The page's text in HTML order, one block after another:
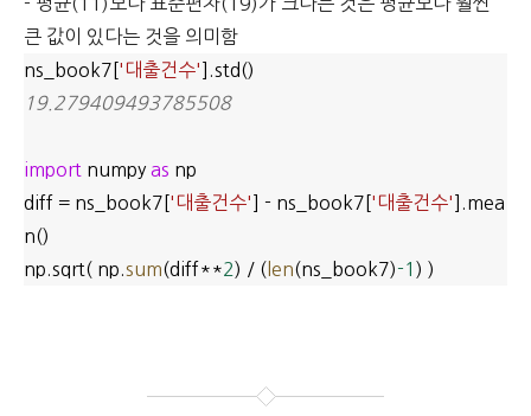
큰 값이 있다는 것을 의미함
ns_book7[ '대출건수'
].std()
19.279409493785508
import numpy as np
diff = ns_book7[ '대출건수' ] - ns_book7[ '대출건수'
].mea
n()
np.sqrt( np. sum(diff**2) / ( len(ns_book7)-1 ) )